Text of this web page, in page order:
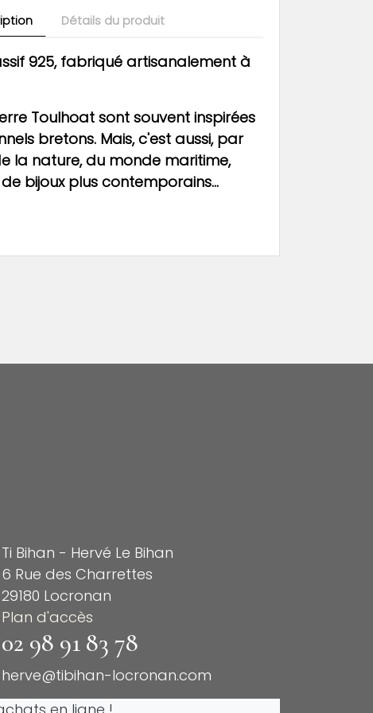
Détails du produit
925, fabriqué artisanalement à
Toulhoat sont souvent inspirées
bretons. Mais, c'est aussi, par
la nature, du monde maritime,
bijoux plus contemporains...
Ti Bihan - Hervé Le Bihan
6 Rue des Charrettes
29180 Locronan
Plan d'accès
02 98 91 83 78
herve@tibihan-locronan.com